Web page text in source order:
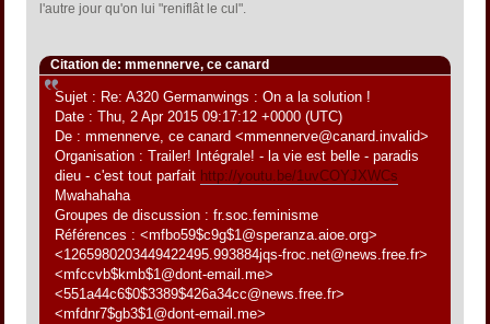
l'autre jour qu'on lui "reniflât le cul".
Citation de: mmennerve, ce canard
Sujet : Re: A320 Germanwings : On a la solution !
Date : Thu, 2 Apr 2015 09:17:12 +0000 (UTC)
De : mmennerve, ce canard <mmennerve@canard.invalid>
Organisation : Trailer! Intégrale! - la vie est belle - paradis
dieu - c'est tout parfait http://youtu.be/1uvCOYJXWCs
Mwahahaha
Groupes de discussion : fr.soc.feminisme
Références : <mfbo59$c9g$1@speranza.aioe.org>
<1265980203449422495.993884jqs-froc.net@news.free.fr>
<mfccvb$kmb$1@dont-email.me>
<551a44c6$0$3389$426a34cc@news.free.fr>
<mfdnr7$gb3$1@dont-email.me>